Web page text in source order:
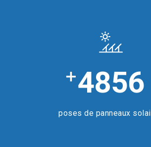
+4856
poses de panneaux